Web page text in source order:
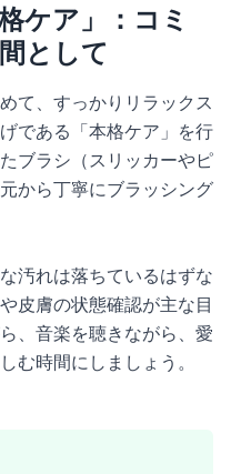
ケア」：コミ
として
て、すっかりリラックス
である「本格ケア」を行
ブラシ（スリッカーやピ
から丁寧にブラッシング
汚れは落ちているはずな
皮膚の状態確認が主な目
、音楽を聴きながら、愛
む時間にしましょう。